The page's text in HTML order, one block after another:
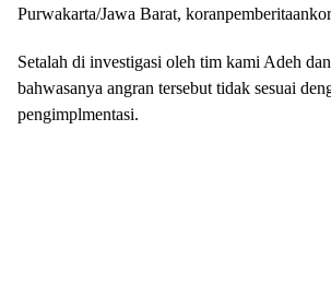
Purwakarta/Jawa Barat,
Setalah di investigasi oleh tim kami Adeh
bahwasanya angran tersebut tidak sesuai
pengimplmentasi.